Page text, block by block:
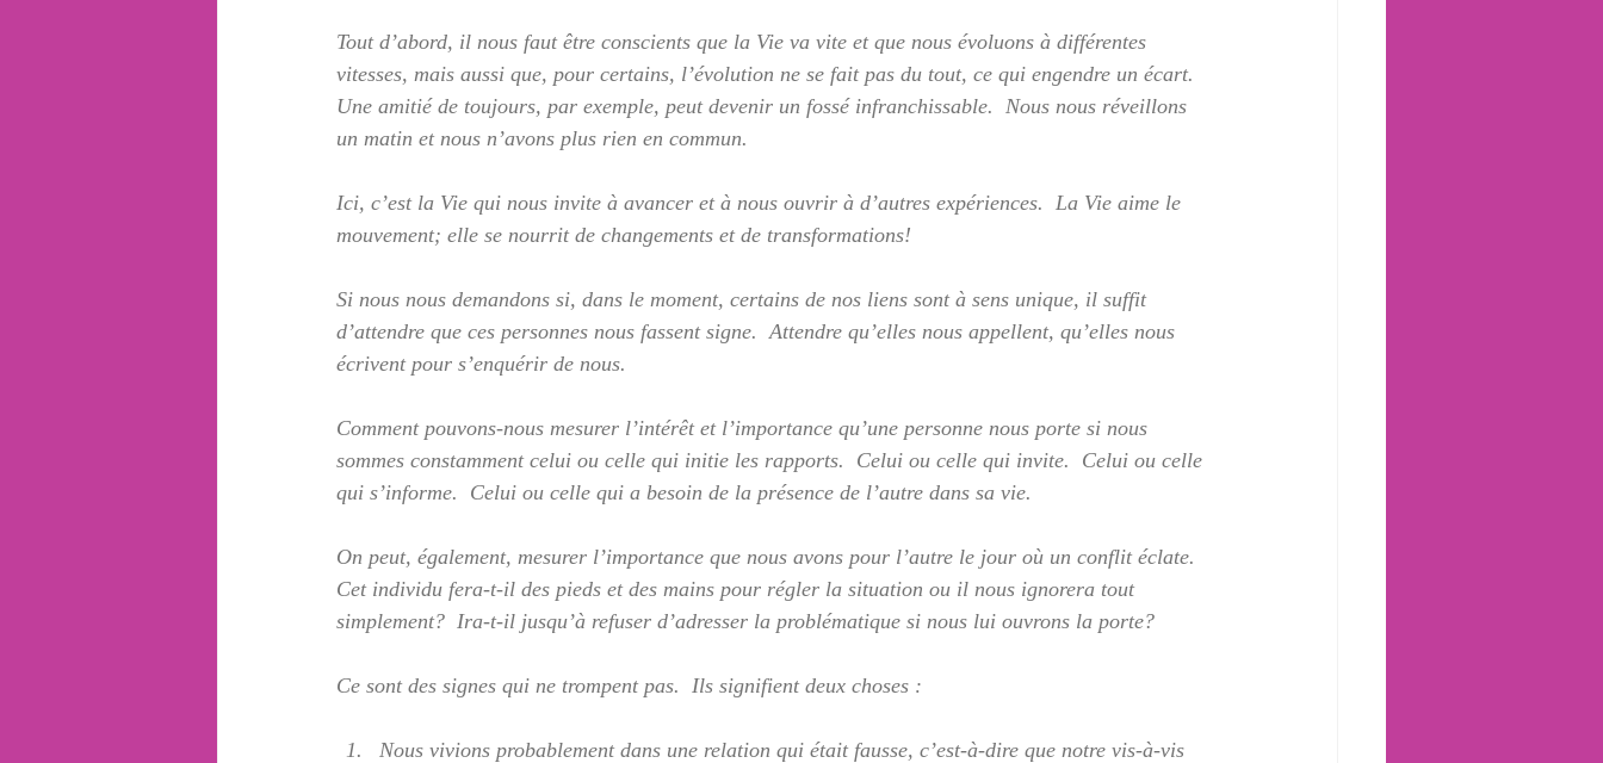
Tout d’abord, il nous faut être conscients que la Vie va vite et que nous évoluons à différentes
vitesses, mais aussi que, pour certains, l’évolution ne se fait pas du tout, ce qui engendre un écart.
Une amitié de toujours, par exemple, peut devenir un fossé infranchissable.  Nous nous réveillons
un matin et nous n’avons plus rien en commun.
Ici, c’est la Vie qui nous invite à avancer et à nous ouvrir à d’autres expériences.  La Vie aime le
mouvement; elle se nourrit de changements et de transformations!
Si nous nous demandons si, dans le moment, certains de nos liens sont à sens unique, il suffit
d’attendre que ces personnes nous fassent signe.  Attendre qu’elles nous appellent, qu’elles nous
écrivent pour s’enquérir de nous.
Comment pouvons-nous mesurer l’intérêt et l’importance qu’une personne nous porte si nous
sommes constamment celui ou celle qui initie les rapports.  Celui ou celle qui invite.  Celui ou celle
qui s’informe.  Celui ou celle qui a besoin de la présence de l’autre dans sa vie.
On peut, également, mesurer l’importance que nous avons pour l’autre le jour où un conflit éclate.
Cet individu fera-t-il des pieds et des mains pour régler la situation ou il nous ignorera tout
simplement?  Ira-t-il jusqu’à refuser d’adresser la problématique si nous lui ouvrons la porte?
Ce sont des signes qui ne trompent pas.  Ils signifient deux choses :
Nous vivions probablement dans une relation qui était fausse, c’est-à-dire que notre vis-à-vis